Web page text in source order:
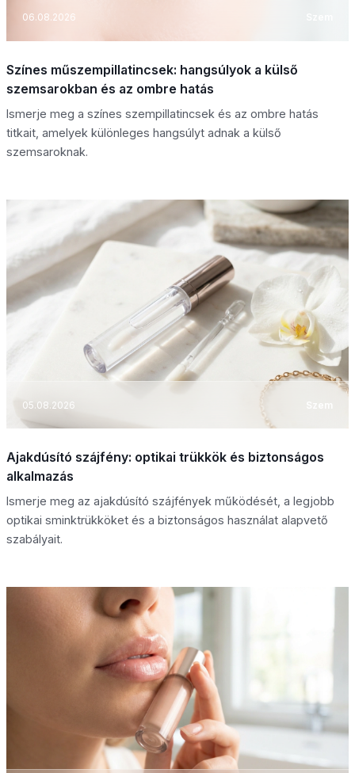
06.08.2026
Színes műszempillatincsek: hangsúlyok a külső
szemsarokban és az ombre hatás
Ismerje meg a színes szempillatincsek és az ombre hatás
titkait, amelyek különleges hangsúlyt adnak a külső
szemsaroknak.
05.08.2026
Ajakdúsító szájfény: optikai trükkök és biztonságos
alkalmazás
Ismerje meg az ajakdúsító szájfények működését, a legjobb
optikai sminktrükköket és a biztonságos használat alapvető
szabályait.